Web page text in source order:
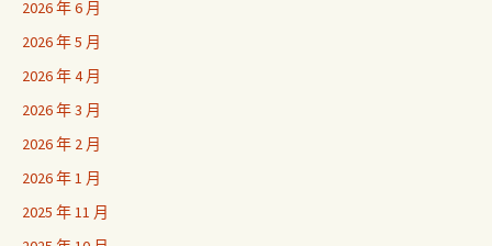
2026 年 6 月
2026 年 5 月
2026 年 4 月
2026 年 3 月
2026 年 2 月
2026 年 1 月
2025 年 11 月